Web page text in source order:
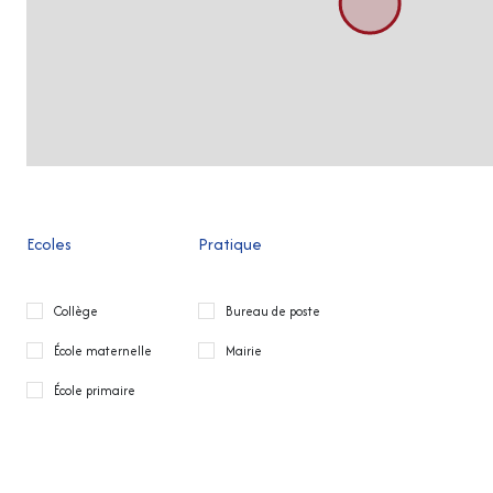
Ecoles
Collège
École maternelle
École primaire
Pratique
Bureau de poste
Mairie